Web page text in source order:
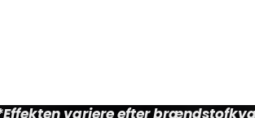
variere efter